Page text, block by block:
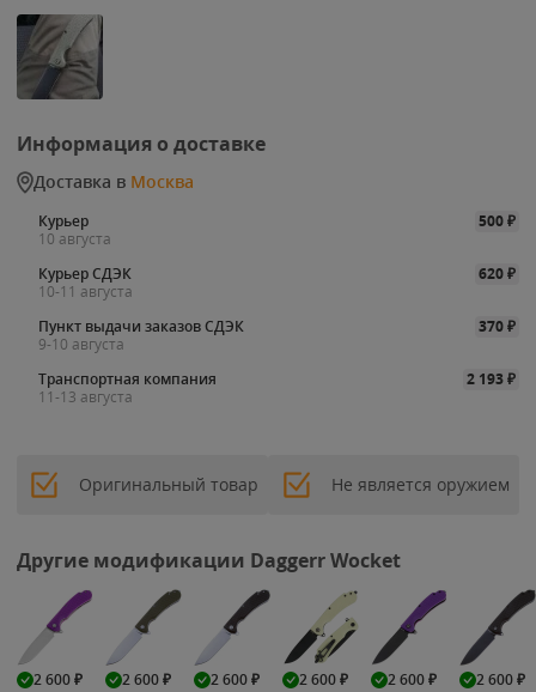
Информация о доставке
Доставка в Москва
Курьер 500₽
10 августа
Курьер СДЭК
620₽
10-11 августа
Пункт выдачи заказов СДЭК
370₽
9-10 августа
Транспортная компания
2 193₽
11-13 августа
Оригинальный товар Не является оружием
Другие модификации Daggerr Wocket
2 600₽ 2 600₽ 2 600₽ 2 600₽ 2 600₽ 2 600₽